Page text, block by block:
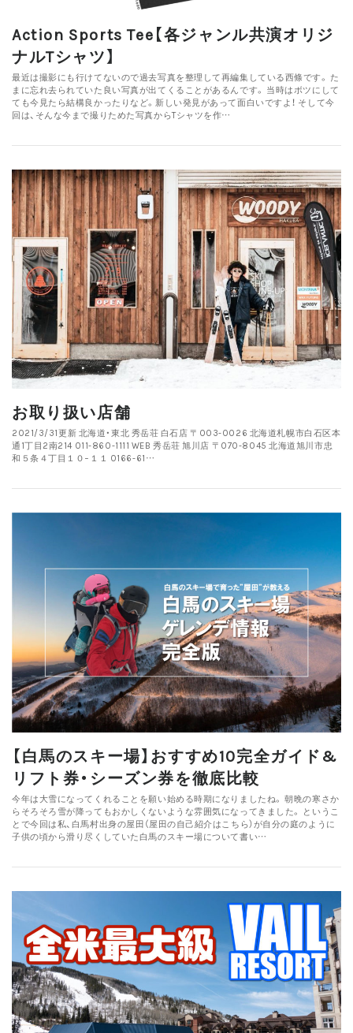
Action Sports Tee【各ジャンル共演オリジ
ナルTシャツ】
最近は撮影にも行けてないので過去写真を整理して再編集している西條です。 た
まに忘れ去られていた良い写真が出てくることがあるんです。 当時はボツにして
ても今見たら結構良かったりなど。新しい発見があって面白いですよ！ そして今
回は、そんな今まで撮りためた写真からTシャツを作…
お取り扱い店舗
2021/3/31更新 北海道・東北 秀岳荘 白石店 〒003-0026 北海道札幌市白石区本
通1丁目2南214 011-860-1111 WEB 秀岳荘 旭川店 〒070-8045 北海道旭川市忠
和５条４丁目１０−１１ 0166-61…
【白馬のスキー場】おすすめ10完全ガイド&
リフト券・シーズン券を徹底比較
今年は大雪になってくれることを願い始める時期になりましたね。 朝晩の寒さか
らそろそろ雪が降ってもおかしくないような雰囲気になってきました。 というこ
とで今回は私、白馬村出身の屋田（屋田の自己紹介はこちら）が自分の庭のように
子供の頃から滑り尽くしていた白馬のスキー場について書い…